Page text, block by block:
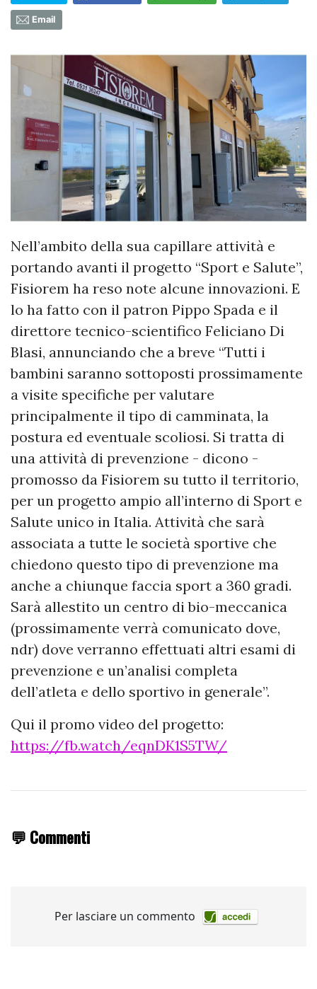
Email
Nell’ambito della sua capillare attività e
portando avanti il progetto “Sport e Salute”,
Fisiorem ha reso note alcune innovazioni. E
lo ha fatto con il patron Pippo Spada e il
direttore tecnico-scientifico Feliciano Di
Blasi, annunciando che a breve “Tutti i
bambini saranno sottoposti prossimamente
a visite specifiche per valutare
principalmente il tipo di camminata, la
postura ed eventuale scoliosi. Si tratta di
una attività di prevenzione - dicono -
promosso da Fisiorem su tutto il territorio,
per un progetto ampio all’interno di Sport e
Salute unico in Italia. Attività che sarà
associata a tutte le società sportive che
chiedono questo tipo di prevenzione ma
anche a chiunque faccia sport a 360 gradi.
Sarà allestito un centro di bio-meccanica
(prossimamente verrà comunicato dove,
ndr) dove verranno effettuati altri esami di
prevenzione e un’analisi completa
dell’atleta e dello sportivo in generale”.
Qui il promo video del progetto:
https://fb.watch/eqnDK1S5TW/
💬 Commenti